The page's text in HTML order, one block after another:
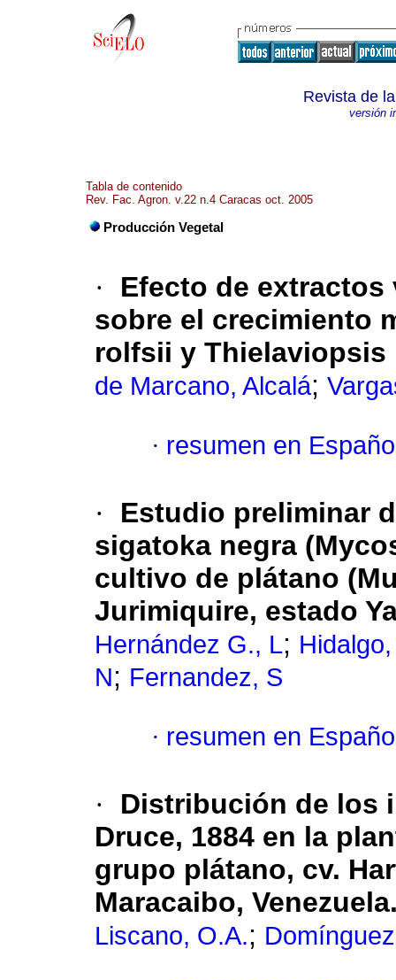
Revista de
versión
Tabla de contenido
Rev. Fac. Agron. v.22 n.4 Caracas oct. 2005
Producción Vegetal
·
Efecto de
sobre el crecimiento
rolfsii y Thielaviopsis
de Marcano, Alcalá;
· resumen en
·
Estudio preliminar
sigatoka negra
cultivo de plátano
Jurimiquire, estado
Hernández G., L;
N; Fernandez, S
· resumen en
·
Distribución de los
Druce, 1884 en la
grupo plátano, cv.
Maracaibo,
Liscano, O.A.;